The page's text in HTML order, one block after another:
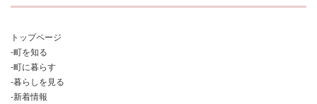
トップページ
-町を知る
-町に暮らす
-暮らしを見る
-新着情報